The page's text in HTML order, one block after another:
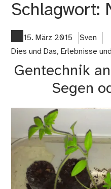
Schlagwort:
15. März 2015
Sven
Dies und Das, Erlebnisse
Gentechnik
Segen